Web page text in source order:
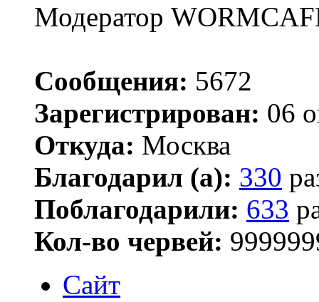
Модератор
Сообщения: 5672
Зарегистрирован: 06
Откуда: Москва
Благодарил (а): 330
Поблагодарили: 633
Кол-во червей:
Сайт